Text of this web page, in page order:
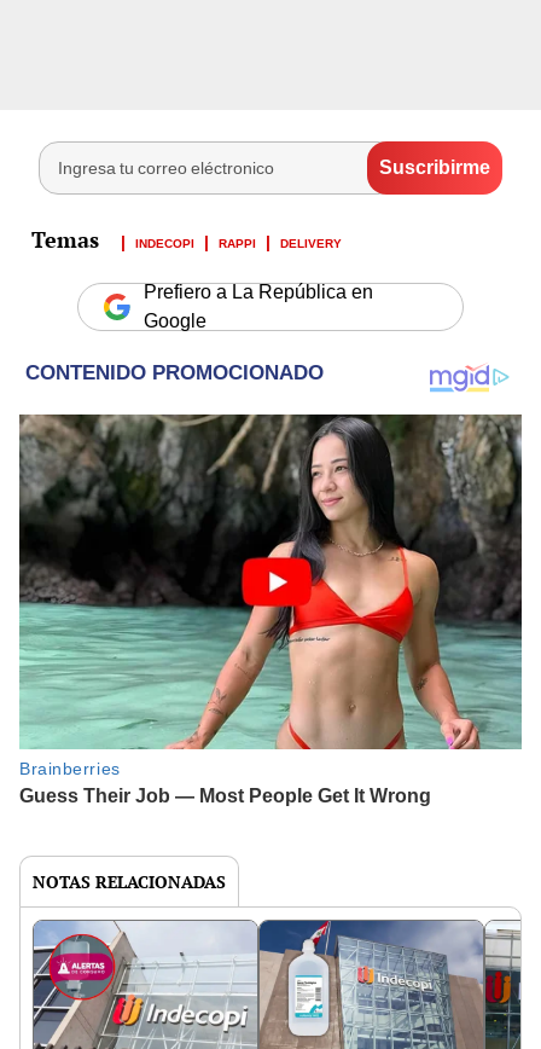
INDECOPI RAPPI DELIVERY
Prefiero a La República en
Google
NOTAS RELACIONADAS